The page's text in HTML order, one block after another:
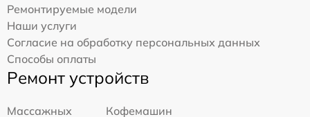
Ремонтируемые модели
Наши услуги
Согласие на обработку персональных данных
Способы оплаты
Ремонт устройств
Массажных
Кофемашин